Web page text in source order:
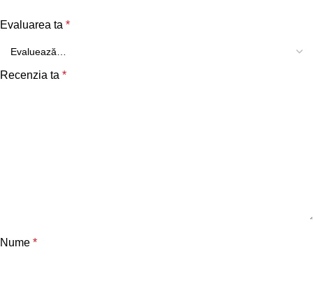
Evaluarea ta *
Recenzia ta *
Nume *